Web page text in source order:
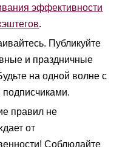
эффективности
.
Публикуйте
и праздничные
на одной волне с
правил не
от
Соблюдайте